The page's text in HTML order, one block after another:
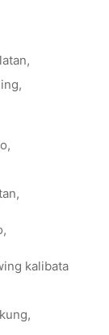
,
,
,
,
,
kalibata
,